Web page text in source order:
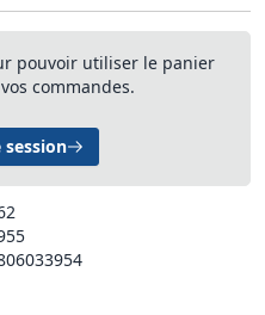
pouvoir utiliser le panier
commandes.